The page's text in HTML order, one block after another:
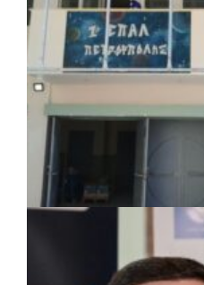
07/08/
Δήμος Πετρούπολης:
συντήρησης σε